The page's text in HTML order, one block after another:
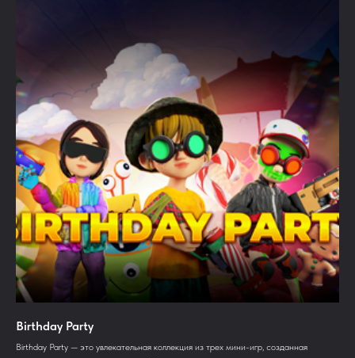
Birthday Party
Birthday Party — это увлекательная коллекция из трех мини-игр, созданная